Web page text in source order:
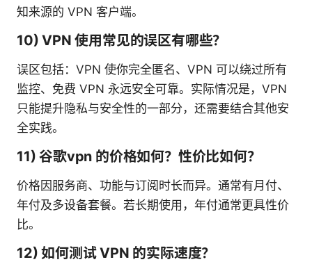
知来源的 VPN 客户端。
10) VPN 使用常见的误区有哪些？
误区包括：VPN 使你完全匿名、VPN 可以绕过所有
监控、免费 VPN 永远安全可靠。实际情况是，VPN
只能提升隐私与安全性的一部分，还需要结合其他安
全实践。
11) 谷歌vpn 的价格如何？性价比如何？
价格因服务商、功能与订阅时长而异。通常有月付、
年付及多设备套餐。若长期使用，年付通常更具性价
比。
12) 如何测试 VPN 的实际速度？